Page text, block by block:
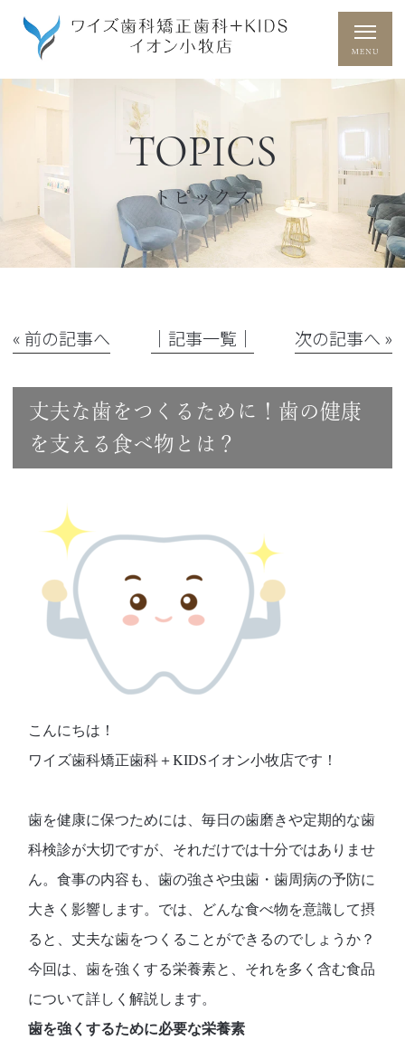
TOPICS
トピックス
« 前の記事へ │記事一覧│ 次の記事へ »
丈夫な歯をつくるために！歯の健康
を支える食べ物とは？
こんにちは！
ワイズ歯科矯正歯科＋KIDSイオン小牧店です！
歯を健康に保つためには、毎日の歯磨きや定期的な歯
科検診が大切ですが、それだけでは十分ではありませ
ん。食事の内容も、歯の強さや虫歯・歯周病の予防に
大きく影響します。では、どんな食べ物を意識して摂
ると、丈夫な歯をつくることができるのでしょうか？
今回は、歯を強くする栄養素と、それを多く含む食品
について詳しく解説します。
歯を強くするために必要な栄養素